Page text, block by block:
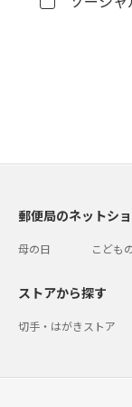
郵便局のネットシ
母の日 こども
ストアから探す
切手・はがきストア